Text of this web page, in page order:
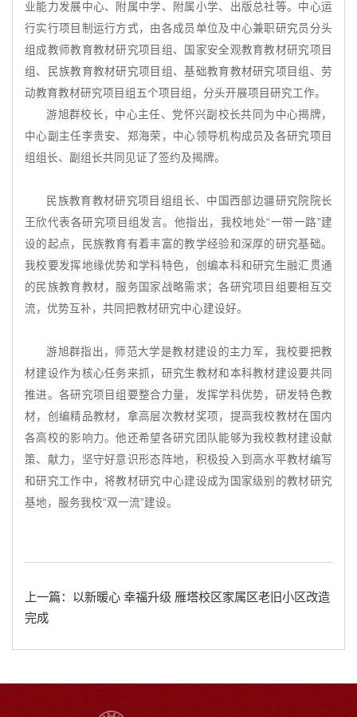
业能力发展中心、附属中学、附属小学、出版总社等。中心运
行实行项目制运行方式，由各成员单位及中心兼职研究员分头
组成教师教育教材研究项目组、国家安全观教育教材研究项目
组、民族教育教材研究项目组、基础教育教材研究项目组、劳
动教育教材研究项目组五个项目组，分头开展项目研究工作。
游旭群校长，中心主任、党怀兴副校长共同为中心揭牌，
中心副主任李贵安、郑海荣，中心领导机构成员及各研究项目
组组长、副组长共同见证了签约及揭牌。
民族教育教材研究项目组组长、中国西部边疆研究院院长
王欣代表各研究项目组发言。他指出，我校地处“一带一路”建
设的起点，民族教育有着丰富的教学经验和深厚的研究基础。
我校要发挥地缘优势和学科特色，创编本科和研究生融汇贯通
的民族教育教材，服务国家战略需求；各研究项目组要相互交
流，优势互补，共同把教材研究中心建设好。
游旭群指出，师范大学是教材建设的主力军，我校要把教
材建设作为核心任务来抓，研究生教材和本科教材建设要共同
推进。各研究项目组要整合力量，发挥学科优势，研发特色教
材，创编精品教材，拿高层次教材奖项，提高我校教材在国内
各高校的影响力。他还希望各研究团队能够为我校教材建设献
策、献力，坚守好意识形态阵地，积极投入到高水平教材编写
和研究工作中，将教材研究中心建设成为国家级别的教材研究
基地，服务我校“双一流”建设。
上一篇：以新暖心 幸福升级 雁塔校区家属区老旧小区改造
完成